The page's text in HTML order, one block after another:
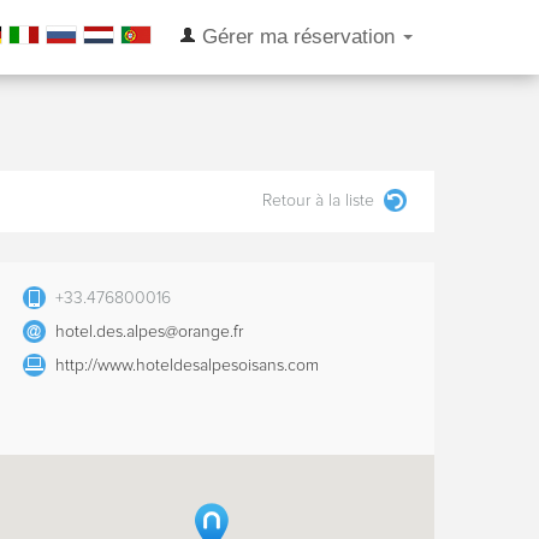
Gérer ma réservation
Retour à la liste
+33.476800016
hotel.des.alpes@orange.fr
http://www.hoteldesalpesoisans.com